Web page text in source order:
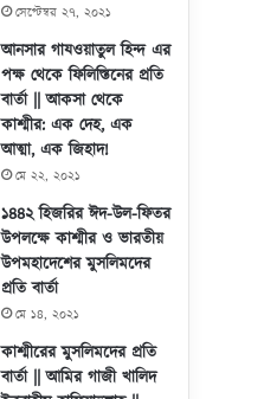
সেপ্টেম্বর ২৭, ২০২১
আনসার গাযওয়াতুল হিন্দ এর
পক্ষ থেকে ফিলিস্তিনের প্রতি
বার্তা || আকসা থেকে
কাশ্মীর: এক দেহ, এক
আত্মা, এক জিহাদ!
মে ২২, ২০২১
১৪৪২ হিজরির ঈদ-উল-ফিতর
উপলক্ষে কাশ্মীর ও ভারতীয়
উপমহাদেশের মুসলিমদের
প্রতি বার্তা
মে ১৪, ২০২১
কাশ্মীরের মুসলিমদের প্রতি
বার্তা || আমির গাজী খালিদ